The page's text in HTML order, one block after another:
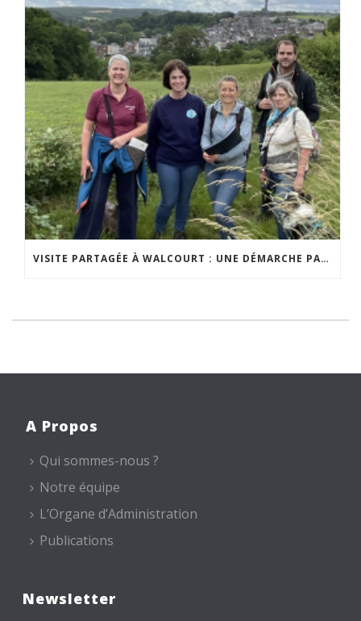
VISITE PARTAGÉE À WALCOURT : UNE DÉMARCHE PARTICIPATIVE ANIMÉE PAR ESPACE ENVIRONNEMENT
A Propos
Qui sommes-nous ?
Notre équipe
L’Organe d’Administration
Publications
Newsletter